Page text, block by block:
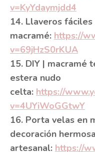
v=KyYdaymjdd4
14. Llaveros fáciles
macramé: https://
v=69jHzS0rKUA
15. DIY | macramé
estera nudo
celta: https://
v=4UYiWoGGtwY
16. Porta velas en
decoración
artesanal: https://